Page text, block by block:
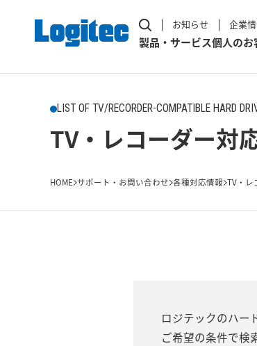
お知らせ 企業
製品・サービス個人のお
LIST OF TV/RECORDER-COMPATIBLE HARD
TV・レコーダー対
HOME サポート・お問い合わせ 各種対応情報 TV・レ
ロジテックのハー
ご希望の条件で検